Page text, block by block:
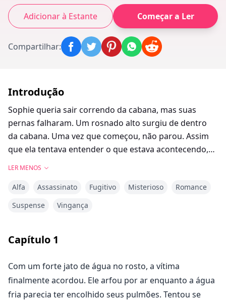
Adicionar à Estante Começar a Ler
Compartilhar:
Introdução
Sophie queria sair correndo da cabana, mas suas
pernas falharam. Um rosnado alto surgiu de dentro
da cabana. Uma vez que começou, não parou. Assim
que ela tentava entender o que estava acontecendo,
apontou sua lanterna para os olhos, soltando um grito
alto. Um lobo de três metros de altura, em pé sobre as
brilhavam como brasas. Sophie olhou incrédula e
reconhecer a besta mitológica que ela não esperava
encontrar naquela noite. Ela deu um passo para trás
para tentar fugir. O lobisomem pulou em sua direção.
LER MENOS
Alfa Assassinato Fugitivo Misterioso
Romance
Suspense
Vingança
Capítulo 1
Com um forte jato de água no rosto, a vítima
finalmente acordou. Ele arfou por ar enquanto a água
fria parecia ter encolhido seus pulmões. Tentou se